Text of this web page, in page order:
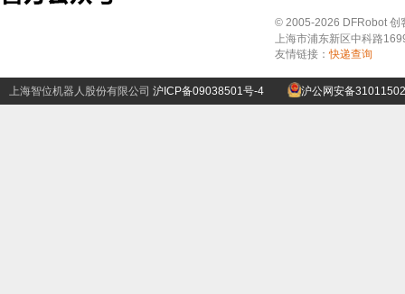
© 2005-2026 DFRobot 创
上海市浦东新区中科路
友情链接：快递查询
上海智位机器人股份有限公司 沪ICP备09038501号-4 沪公网安备